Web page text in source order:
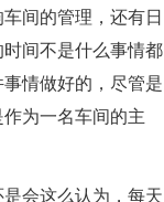
间的管理，还有日
间不是什么事情都
情做好的，尽管是
为一名车间的主
会这么认为，每天